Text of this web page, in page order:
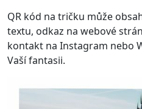
QR kód na tričku může
textu, odkaz na webové
kontakt na Instagram nebo
Vaší fantasii.